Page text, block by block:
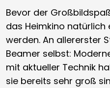
Bevor der
das Heimkino
werden. An allererster
Beamer selbst:
mit aktueller Technik
sie bereits sehr groß